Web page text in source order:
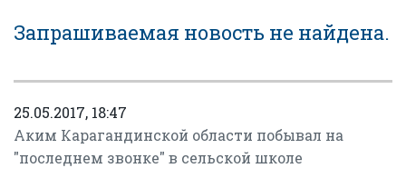
Запрашиваемая новость не найдена.
25.05.2017, 18:47
Аким Карагандинской области побывал на
"последнем звонке" в сельской школе